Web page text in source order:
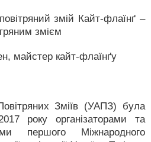
змій Кайт-флаїнґ –
змієм
майстер кайт-флаїнґу
Зміїв (УАПЗ) була
року організаторами та
першого Міжнародного